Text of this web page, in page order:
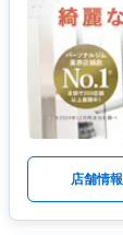
店舗情報